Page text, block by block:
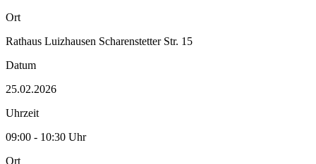
Ort
Rathaus Luizhausen Scharenstetter Str. 15
Datum
25.02.2026
Uhrzeit
09:00 - 10:30 Uhr
Ort